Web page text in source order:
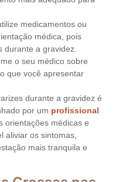
medicamentos ou
médica, pois
durante a gravidez.
o seu médico sobre
que você apresentar
durante a gravidez é
por um profissional
orientações médicas e
aliviar os sintomas,
mais tranquila e